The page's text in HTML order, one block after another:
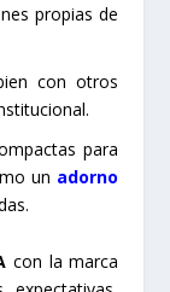
propias de
con otros
para
un adorno
con la marca